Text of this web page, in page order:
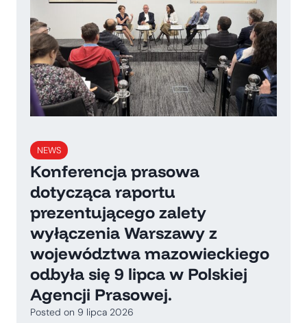
NEWS
Konferencja prasowa
dotycząca raportu
prezentującego zalety
wyłączenia Warszawy z
województwa mazowieckiego
odbyła się 9 lipca w Polskiej
Agencji Prasowej.
Posted on 9 lipca 2026